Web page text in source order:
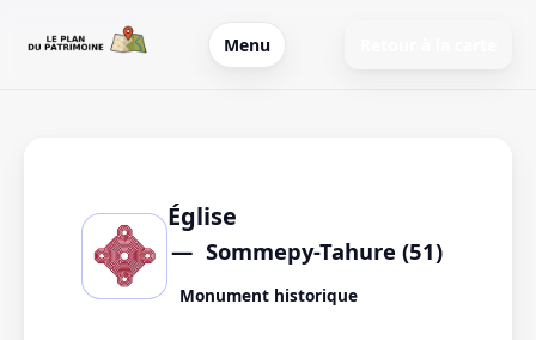
Menu
Église
Sommepy-Tahure (51)
Monument historique